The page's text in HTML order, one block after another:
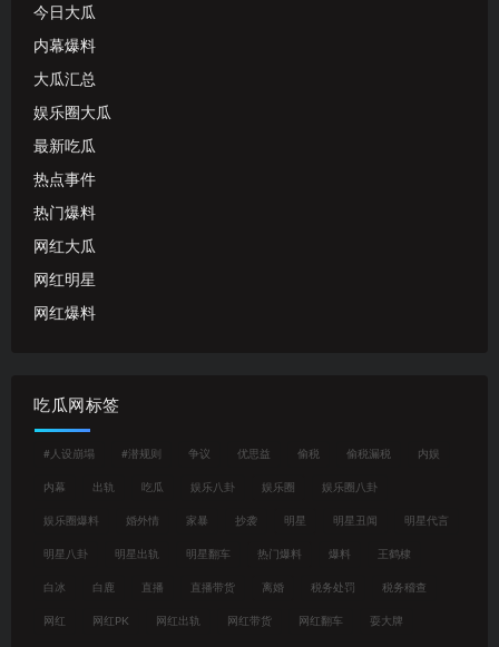
今日大瓜
内幕爆料
大瓜汇总
娱乐圈大瓜
最新吃瓜
热点事件
热门爆料
网红大瓜
网红明星
网红爆料
吃瓜网标签
#人设崩塌 #潜规则 争议 优思益 偷税 偷税漏税 内娱
内幕 出轨 吃瓜 娱乐八卦 娱乐圈 娱乐圈八卦
娱乐圈爆料 婚外情 家暴 抄袭 明星 明星丑闻 明星代言
明星八卦 明星出轨 明星翻车 热门爆料 爆料 王鹤棣
白冰 白鹿 直播 直播带货 离婚 税务处罚 税务稽查
网红 网红PK 网红出轨 网红带货 网红翻车 耍大牌